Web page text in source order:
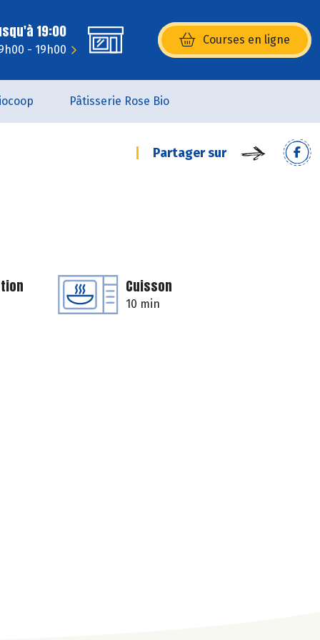
19:00
- 19h00
Courses en ligne
(s’ouvre dans une nouvelle
Pâtisserie Rose Bio
Partager sur
Cuisson
10 min